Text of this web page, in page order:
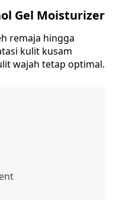
Gel Moisturizer
remaja hingga
kulit kusam
wajah tetap optimal.